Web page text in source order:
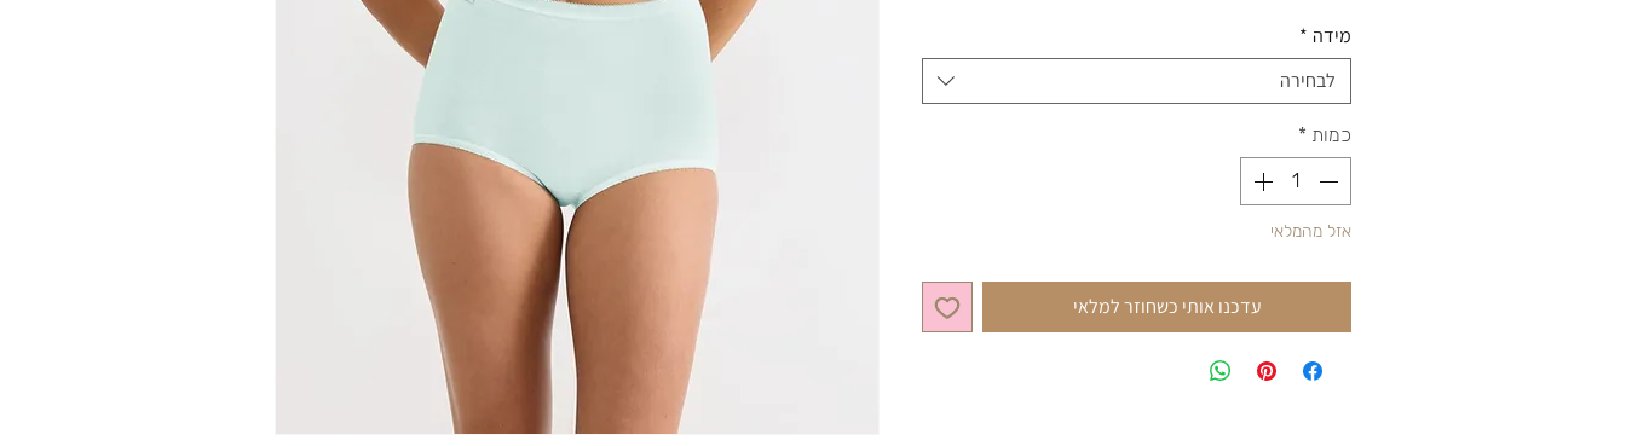
מידה *
לבחירה
כמות *
אזל מהמלאי
עדכנו אותי כשחוזר למלאי